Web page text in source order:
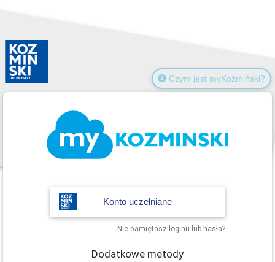
Czym jest myKoźmiński?
Konto uczelniane
Nie pamiętasz loginu lub hasła?
Dodatkowe metody